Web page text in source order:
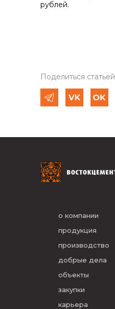
рублей.
Поделиться статьей
о компании
продукция
производство
добрые дела
объекты
закупки
карьера